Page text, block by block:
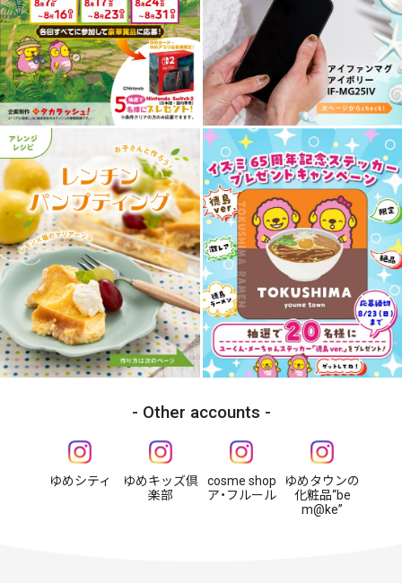
Other accounts
ゆめシティ
ゆめキッズ倶
楽部
cosme shop
ア・フルール
ゆめタウンの
化粧品“be
m@ke”